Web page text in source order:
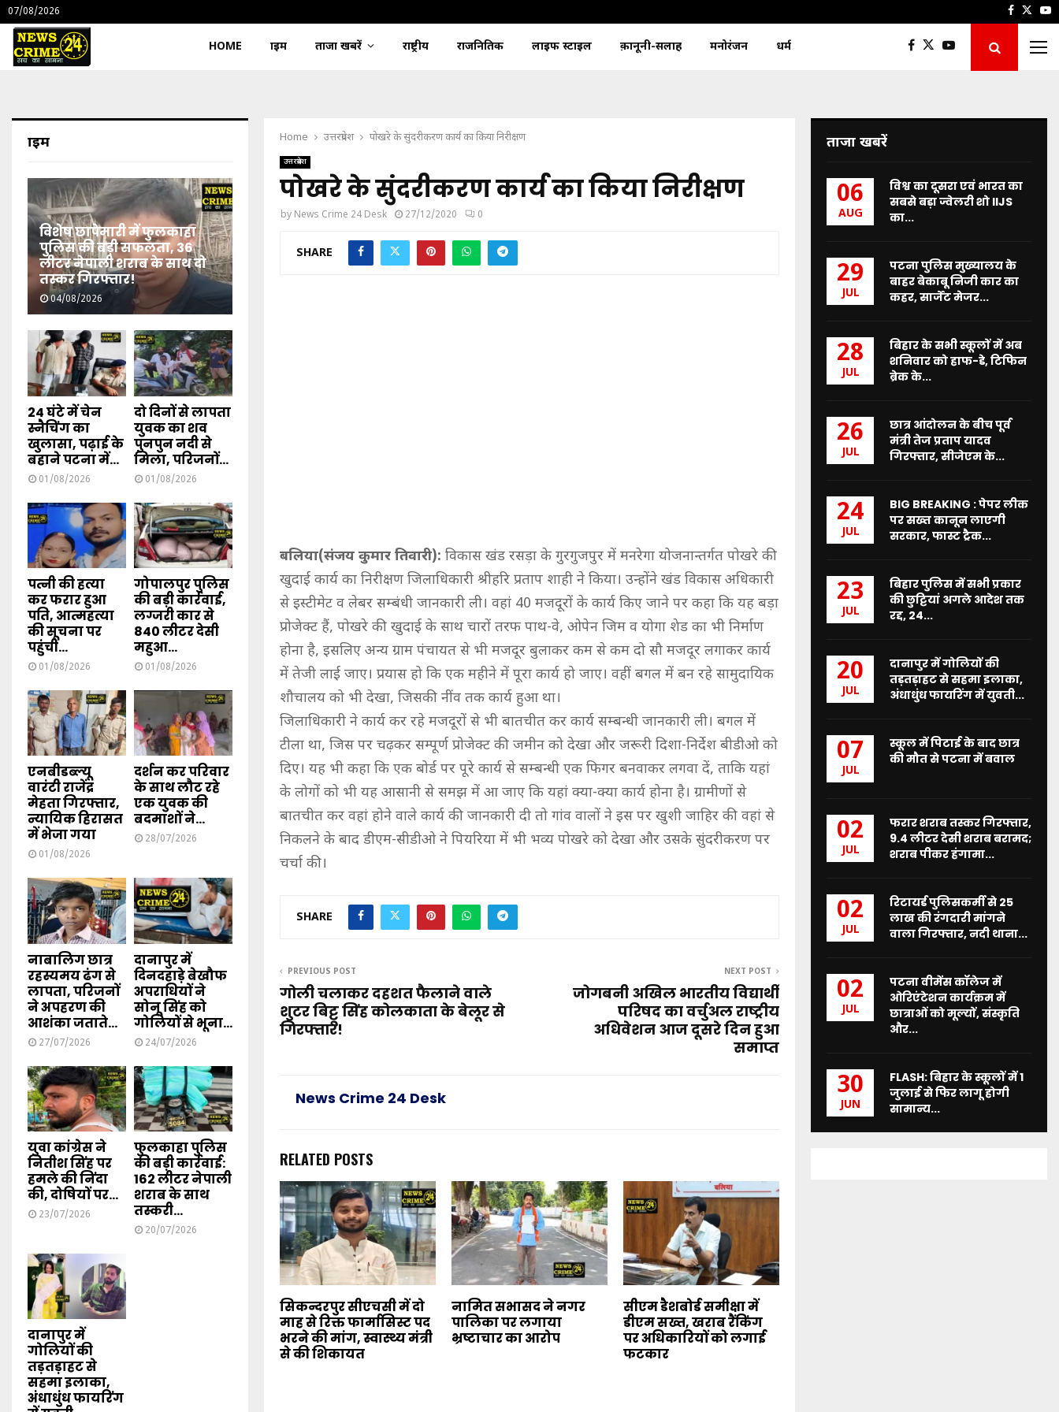
07/08/2026
HOME क्राइम ताजा खबरें राष्ट्रीय राजनितिक लाइफ स्टाइल क़ानूनी-सलाह मनोरंजन धर्म
Home उत्तरप्रदेश पोखरे के सुंदरीकरण कार्य का किया निरीक्षण
उत्तरप्रदेश
पोखरे के सुंदरीकरण कार्य का किया निरीक्षण
by News Crime 24 Desk 27/12/2020 0
SHARE
बलिया(संजय कुमार तिवारी): विकास खंड रसड़ा के गुरगुजपुर में मनरेगा योजनान्तर्गत पोखरे की
खुदाई कार्य का निरीक्षण जिलाधिकारी श्रीहरि प्रताप शाही ने किया। उन्होंने खंड विकास अधिकारी
से इस्टीमेट व लेबर सम्बंधी जानकारी ली। वहां 40 मजदूरों के कार्य किए जाने पर कहा कि यह बड़ा
प्रोजेक्ट हैं, पोखरे की खुदाई के साथ चारों तरफ पाथ-वे, ओपेन जिम व योगा शेड का भी निर्माण
होना है, इसलिए अन्य ग्राम पंचायत से भी मजदूर बुलाकर कम से कम दो सौ मजदूर लगाकर कार्य
में तेजी लाई जाए। प्रयास हो कि एक महीने में पूरा कार्य हो जाए। वहीं बगल में बन रहे सामुदायिक
शौचालय को भी देखा, जिसकी नींव तक कार्य हुआ था।
जिलाधिकारी ने कार्य कर रहे मजदूरों से भी बातचीत कर कार्य सम्बन्धी जानकारी ली। बगल में
टीला था, जिस पर चढ़कर सम्पूर्ण प्रोजेक्ट की जमीन को देखा और जरूरी दिशा-निर्देश बीडीओ को
दिए। यह भी कहा कि एक बोर्ड पर पूरे कार्य से सम्बन्धी एक फिगर बनवाकर लगवा दें, ताकि यहां
के लोगों को भी यह आसानी से समझ में आ जाए कि यहां क्या-क्या कार्य होना है। ग्रामीणों से
बातचीत कर वहां होने वाले कार्य की जानकारी दी तो गांव वालों ने इस पर खुशी जाहिर की वहां से
निकलने के बाद डीएम-सीडीओ ने पियरिया में भी भव्य पोखरे को देखा और उसके सुंदरीकरण पर
चर्चा की।
SHARE
PREVIOUS POST
गोली चलाकर दहशत फैलाने वाले
शुटर बिट्टू सिंह कोलकाता के बेलूर से
गिरफ्तार!
NEXT POST
जोगबनी अखिल भारतीय विद्यार्थी
परिषद का वर्चुअल राष्ट्रीय
अधिवेशन आज दूसरे दिन हुआ
समाप्त
News Crime 24 Desk
RELATED POSTS
सिकन्दरपुर सीएचसी में दो
माह से रिक्त फार्मासिस्ट पद
भरने की मांग, स्वास्थ्य मंत्री
से की शिकायत
नामित सभासद ने नगर
पालिका पर लगाया
भ्रष्टाचार का आरोप
सीएम डैशबोर्ड समीक्षा में
डीएम सख्त, खराब रैंकिंग
पर अधिकारियों को लगाई
फटकार
क्राइम
विशेष छापेमारी में फुलकाहा
पुलिस की बड़ी सफलता, 36
लीटर नेपाली शराब के साथ दो
तस्कर गिरफ्तार!
04/08/2026
24 घंटे में चेन
स्नैचिंग का
खुलासा, पढ़ाई के
बहाने पटना में...
01/08/2026
दो दिनों से लापता
युवक का शव
पुनपुन नदी से
मिला, परिजनों...
01/08/2026
पत्नी की हत्या
कर फरार हुआ
पति, आत्महत्या
की सूचना पर
पहुंची...
01/08/2026
गोपालपुर पुलिस
की बड़ी कार्रवाई,
लग्जरी कार से
840 लीटर देसी
महुआ...
01/08/2026
एनबीडब्ल्यू
वारंटी राजेंद्र
मेहता गिरफ्तार,
न्यायिक हिरासत
में भेजा गया
01/08/2026
दर्शन कर परिवार
के साथ लौट रहे
एक युवक की
बदमाशों ने...
28/07/2026
नाबालिग छात्र
रहस्यमय ढंग से
लापता, परिजनों
ने अपहरण की
आशंका जताते...
27/07/2026
दानापुर में
दिनदहाड़े बेखौफ
अपराधियों ने
सोनू सिंह को
गोलियों से भूना...
24/07/2026
युवा कांग्रेस ने
नितीश सिंह पर
हमले की निंदा
की, दोषियों पर...
23/07/2026
फुलकाहा पुलिस
की बड़ी कार्रवाई:
162 लीटर नेपाली
शराब के साथ
तस्करी...
20/07/2026
दानापुर में
गोलियों की
तड़तड़ाहट से
सहमा इलाका,
अंधाधुंध फायरिंग
ताजा खबरें
06
AUG
विश्व का दूसरा एवं भारत का
सबसे बड़ा ज्वेलरी शो IIJS
का...
29
JUL
पटना पुलिस मुख्यालय के
बाहर बेकाबू निजी कार का
कहर, सार्जेंट मेजर...
28
JUL
बिहार के सभी स्कूलों में अब
शनिवार को हाफ-डे, टिफिन
ब्रेक के...
26
JUL
छात्र आंदोलन के बीच पूर्व
मंत्री तेज प्रताप यादव
गिरफ्तार, सीजेएम के...
24
JUL
BIG BREAKING : पेपर लीक
पर सख्त कानून लाएगी
सरकार, फास्ट ट्रैक...
23
JUL
बिहार पुलिस में सभी प्रकार
की छुट्टियां अगले आदेश तक
रद्द, 24...
20
JUL
दानापुर में गोलियों की
तड़तड़ाहट से सहमा इलाका,
अंधाधुंध फायरिंग में युवती...
07
JUL
स्कूल में पिटाई के बाद छात्र
की मौत से पटना में बवाल
02
JUL
फरार शराब तस्कर गिरफ्तार,
9.4 लीटर देसी शराब बरामद;
शराब पीकर हंगामा...
02
JUL
रिटायर्ड पुलिसकर्मी से 25
लाख की रंगदारी मांगने
वाला गिरफ्तार, नदी थाना...
02
JUL
पटना वीमेंस कॉलेज में
ओरिएंटेशन कार्यक्रम में
छात्राओं को मूल्यों, संस्कृति
और...
30
JUN
FLASH: बिहार के स्कूलों में 1
जुलाई से फिर लागू होगी
सामान्य...